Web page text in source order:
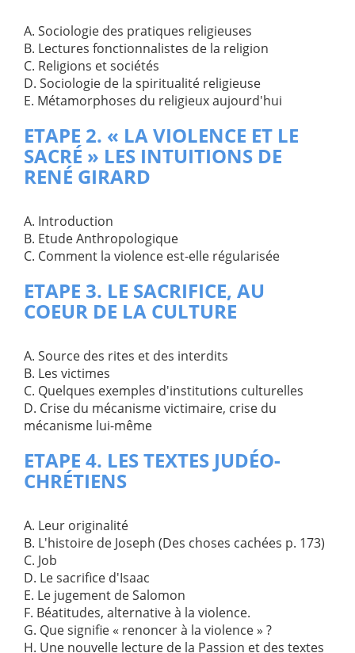
A. Sociologie des pratiques religieuses
B. Lectures fonctionnalistes de la religion
C. Religions et sociétés
D. Sociologie de la spiritualité religieuse
E. Métamorphoses du religieux aujourd'hui
ETAPE 2. « LA VIOLENCE ET LE
SACRÉ » LES INTUITIONS DE
RENÉ GIRARD
A. Introduction
B. Etude Anthropologique
C. Comment la violence est-elle régularisée
ETAPE 3. LE SACRIFICE, AU
COEUR DE LA CULTURE
A. Source des rites et des interdits
B. Les victimes
C. Quelques exemples d'institutions culturelles
D. Crise du mécanisme victimaire, crise du
mécanisme lui-même
ETAPE 4. LES TEXTES JUDÉO-
CHRÉTIENS
A. Leur originalité
B. L'histoire de Joseph (Des choses cachées p. 173)
C. Job
D. Le sacrifice d'Isaac
E. Le jugement de Salomon
F. Béatitudes, alternative à la violence.
G. Que signifie « renoncer à la violence » ?
H. Une nouvelle lecture de la Passion et des textes